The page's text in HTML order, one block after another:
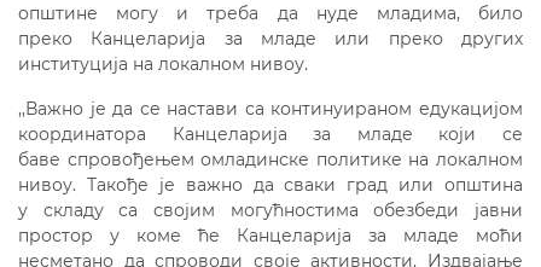
општине могу и треба да нуде младима, било
преко Канцеларија за младе или преко других
институција на локалном нивоу.
,,Важно је да се настави са континуираном едукацијом
координатора Канцеларија за младе који се
баве спровођењем омладинске политике на локалном
нивоу. Такође је важно да сваки град или општина
у складу са својим могућностима обезбеди јавни
простор у коме ће Канцеларија за младе моћи
несметано да спроводи своје активности. Издвајање